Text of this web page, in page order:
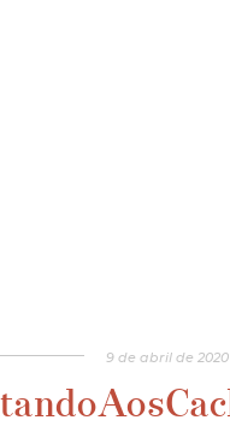
9 de abril de 2020